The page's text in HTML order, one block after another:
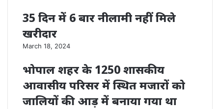
35 दिन में 6 बार नीलामी नहीं मिले
खरीदार
March 18, 2024
भोपाल शहर के 1250 शासकीय
आवासीय परिसर में स्थित मजारों को
जालियों की आड़ में बनाया गया था